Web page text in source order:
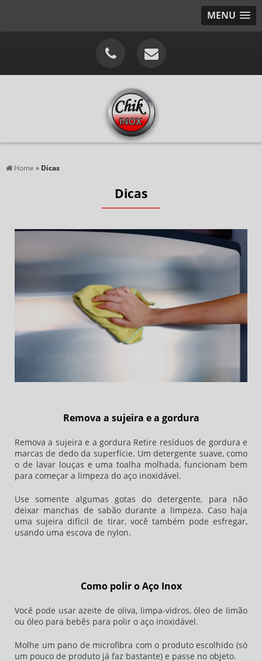
MENU
Home » Dicas
Dicas
Remova a sujeira e a gordura
Remova a sujeira e a gordura Retire resíduos de gordura e
marcas de dedo da superfície. Um detergente suave, como
o de lavar louças e uma toalha molhada, funcionam bem
para começar a limpeza do aço inoxidável.
Use somente algumas gotas do detergente, para não
deixar manchas de sabão durante a limpeza. Caso haja
uma sujeira difícil de tirar, você também pode esfregar,
usando uma escova de nylon.
Como polir o Aço Inox
Você pode usar azeite de oliva, limpa-vidros, óleo de limão
ou óleo para bebês para polir o aço inoxidável.
Molhe um pano de microfibra com o produto escolhido (só
um pouco de produto já faz bastante) e passe no objeto.